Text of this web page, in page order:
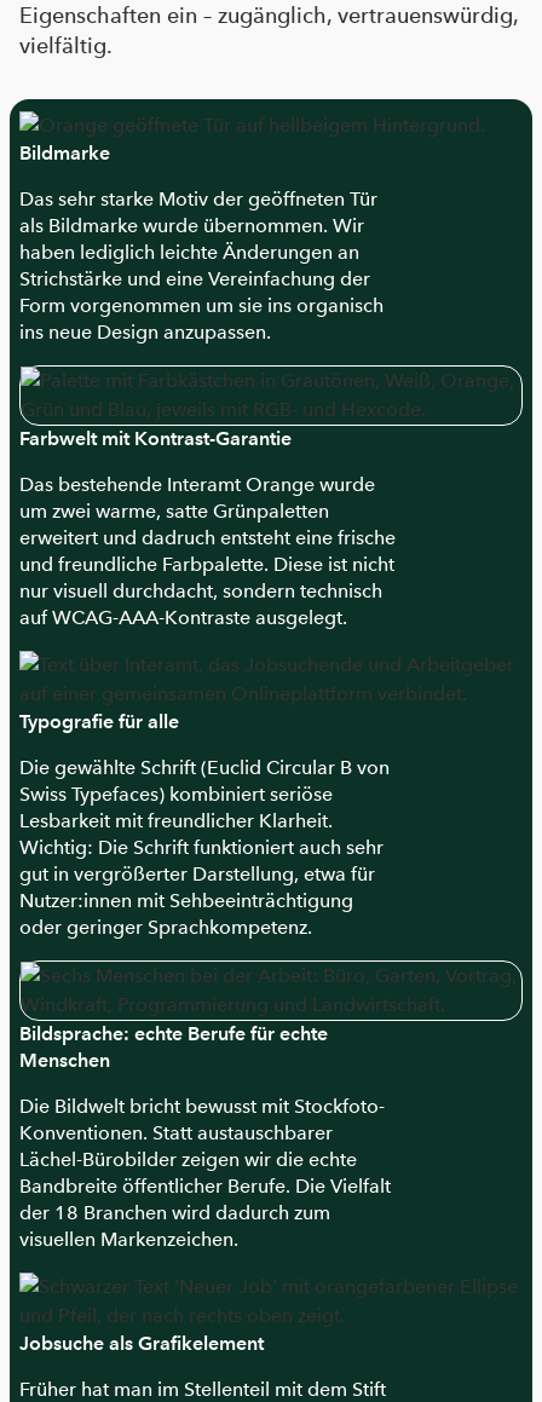
Eigenschaften ein – zugänglich, vertrauenswürdig,
vielfältig.
Bildmarke
Das sehr starke Motiv der geöffneten Tür
als Bildmarke wurde übernommen. Wir
haben lediglich leichte Änderungen an
Strichstärke und eine Vereinfachung der
Form vorgenommen um sie ins organisch
ins neue Design anzupassen.
Farbwelt mit Kontrast-Garantie
Das bestehende Interamt Orange wurde
um zwei warme, satte Grünpaletten
erweitert und dadruch entsteht eine frische
und freundliche Farbpalette. Diese ist nicht
nur visuell durchdacht, sondern technisch
auf WCAG-AAA-Kontraste ausgelegt.
Typografie für alle
Die gewählte Schrift (Euclid Circular B von
Swiss Typefaces) kombiniert seriöse
Lesbarkeit mit freundlicher Klarheit.
Wichtig: Die Schrift funktioniert auch sehr
gut in vergrößerter Darstellung, etwa für
Nutzer:innen mit Sehbeeinträchtigung
oder geringer Sprachkompetenz.
Bildsprache: echte Berufe für echte
Menschen
Die Bildwelt bricht bewusst mit Stockfoto-
Konventionen. Statt austauschbarer
Lächel-Bürobilder zeigen wir die echte
Bandbreite öffentlicher Berufe. Die Vielfalt
der 18 Branchen wird dadurch zum
visuellen Markenzeichen.
Jobsuche als Grafikelement
Früher hat man im Stellenteil mit dem Stift